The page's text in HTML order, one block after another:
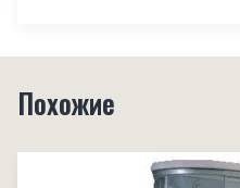
Похожие